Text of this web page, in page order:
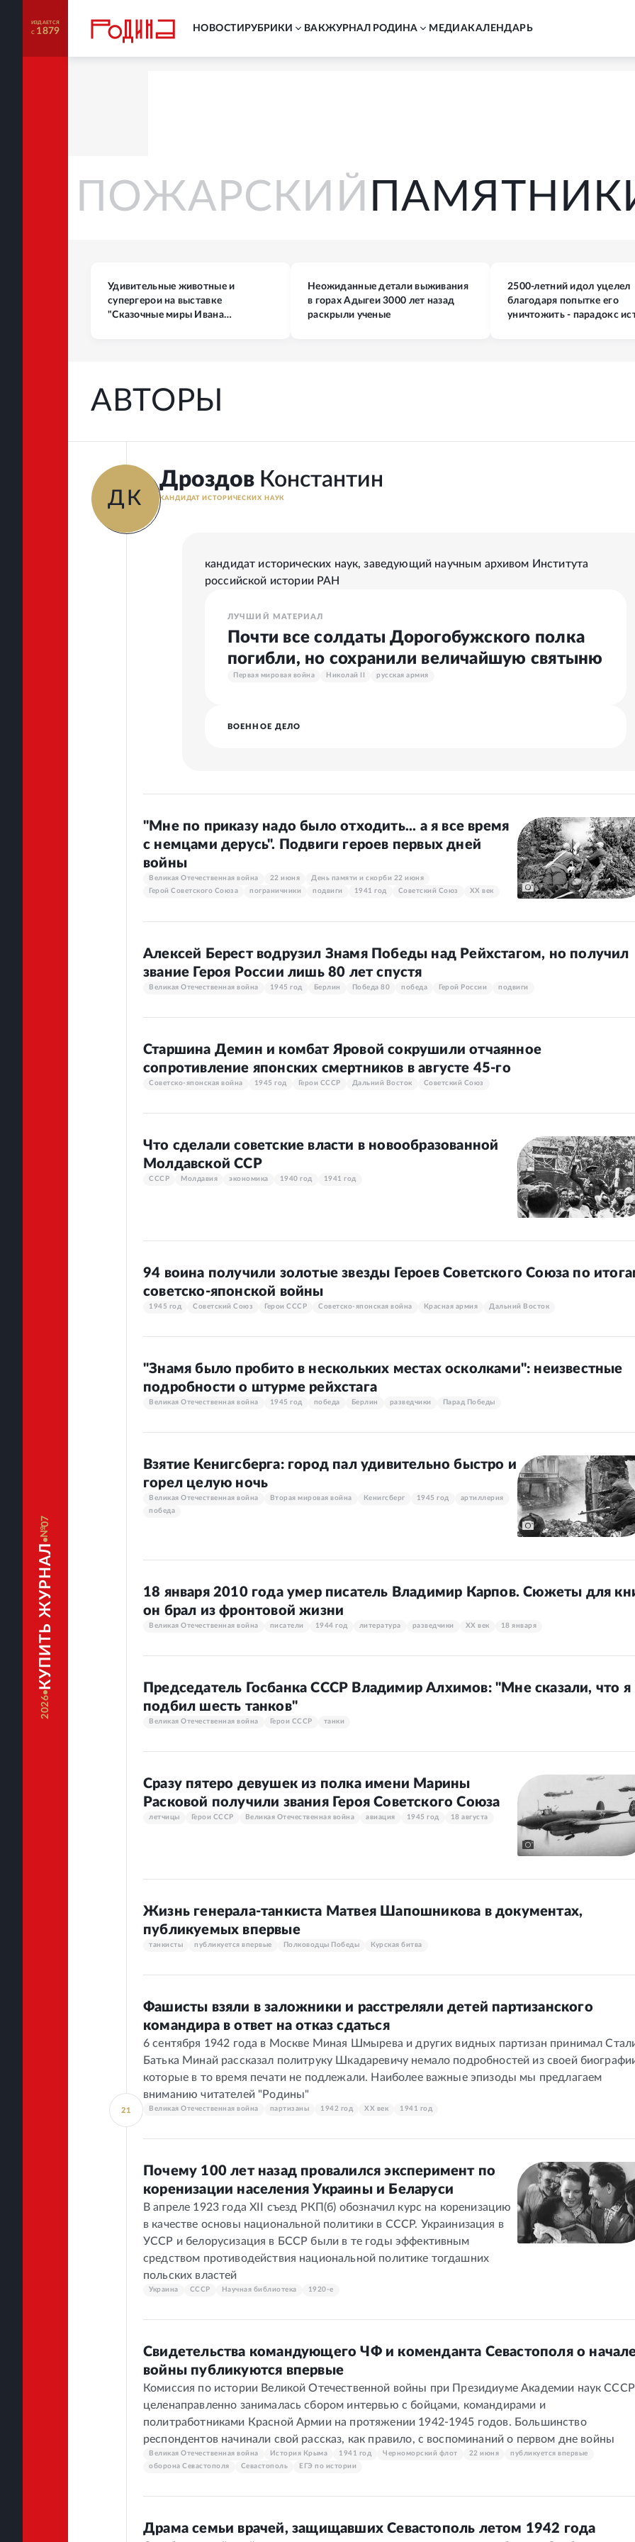
ИЗДАЕТСЯ
С 1879
2026
КУПИТЬ ЖУРНАЛ
07
НОВОСТИ РУБРИКИ ВАКЖУРНАЛ РОДИНА MЕДИА КАЛЕНДАРЬ
И ПОЖАРСКИЙ
Удивительные животные и
супергерои на выставке
"Сказочные миры Ивана
Неожиданные детали выживания
в горах Адыгеи 3000 лет назад
раскрыли ученые
2500-летний идол уцелел
благодаря попытке его
уничтожить - парадокс
АВТОРЫ
ДК
Дроздов Константин
КАНДИДАТ ИСТОРИЧЕСКИХ НАУК
кандидат исторических наук, заведующий научным архивом Института
российской истории РАН
ЛУЧШИЙ МАТЕРИАЛ
Почти все солдаты Дорогобужского полка
погибли, но сохранили величайшую святыню
Первая мировая война Николай II русская армия
ВОЕННОЕ ДЕЛО
21
"Мне по приказу надо было отходить... а я все время
с немцами дерусь". Подвиги героев первых дней
войны
Великая Отечественная война 22 июня
День памяти и скорби 22 июня
Герой Советского Союза
пограничники подвиги 1941 год Советский Союз XX век
Алексей Берест водрузил Знамя Победы над Рейхстагом, но получил
звание Героя России лишь 80 лет спустя
Великая Отечественная война 1945 год Берлин Победа 80 победа Герой России подвиги
Старшина Демин и комбат Яровой сокрушили отчаянное
сопротивление японских смертников в августе 45-го
Советско-японская война 1945 год Герои СССР Дальний Восток Советский Союз
Что сделали советские власти в новообразованной
Молдавской ССР
СССР Молдавия экономика 1940 год 1941 год
94 воина получили золотые звезды Героев Советского Союза по
советско-японской войны
1945 год Советский Союз Герои СССР Советско-японская война Красная армия Дальний Восток
"Знамя было пробито в нескольких местах осколками": неизвестные
подробности о штурме рейхстага
Великая Отечественная война 1945 год победа Берлин разведчики Парад Победы
Взятие Кенигсберга: город пал удивительно быстро и
горел целую ночь
Великая Отечественная война Вторая мировая война Кенигсберг 1945 год
артиллерия
победа
18 января 2010 года умер писатель Владимир Карпов. Сюжеты для
он брал из фронтовой жизни
Великая Отечественная война писатели 1944 год литература разведчики XX век 18 января
Председатель Госбанка СССР Владимир Алхимов: "Мне сказали, что я
подбил шесть танков"
Великая Отечественная война Герои СССР танки
Сразу пятеро девушек из полка имени Марины
Расковой получили звания Героя Советского Союза
летчицы Герои СССР Великая Отечественная война авиация 1945 год 18 августа
Жизнь генерала-танкиста Матвея Шапошникова в документах,
публикуемых впервые
танкисты публикуется впервые Полководцы Победы Курская битва
Фашисты взяли в заложники и расстреляли детей партизанского
командира в ответ на отказ сдаться
6 сентября 1942 года в Москве Миная Шмырева и других видных партизан принимал
Батька Минай рассказал политруку Шкадаревичу немало подробностей из своей
которые в то время печати не подлежали. Наиболее важные эпизоды мы предлагаем
вниманию читателей "Родины"
Великая Отечественная война партизаны 1942 год XX век 1941 год
Почему 100 лет назад провалился эксперимент по
коренизации населения Украины и Беларуси
В апреле 1923 года XII съезд РКП(б) обозначил курс на коренизацию
в качестве основы национальной политики в СССР. Украинизация в
УССР и белорусизация в БССР были в те годы эффективным
средством противодействия национальной политике тогдашних
польских властей
Украина СССР Научная библиотека 1920-е
Свидетельства командующего ЧФ и коменданта Севастополя о
войны публикуются впервые
Комиссия по истории Великой Отечественной войны при Президиуме Академии наук СССР
целенаправленно занималась сбором интервью с бойцами, командирами и
политработниками Красной Армии на протяжении 1942-1945 годов. Большинство
респондентов начинали свой рассказ, как правило, с воспоминаний о первом дне войны
Великая Отечественная война История Крыма 1941 год Черноморский флот 22 июня
публикуется впервые
оборона Севастополя
Севастополь ЕГЭ по истории
Драма семьи врачей, защищавших Севастополь летом 1942 года